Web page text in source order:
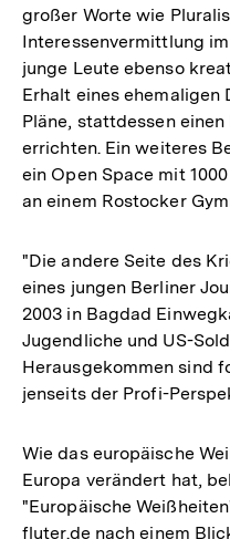
großer Worte wie
Interessenvermittlung
junge Leute ebenso
Erhalt eines ehemaligen
Pläne, stattdessen
errichten. Ein weiteres
ein Open Space mit
an einem Rostocker
"Die andere Seite des
eines jungen Berliner
2003 in Bagdad
Jugendliche und US-
Herausgekommen sind
jenseits der Profi-
Wie das europäische
Europa verändert hat,
"Europäische
fluter.de nach einem